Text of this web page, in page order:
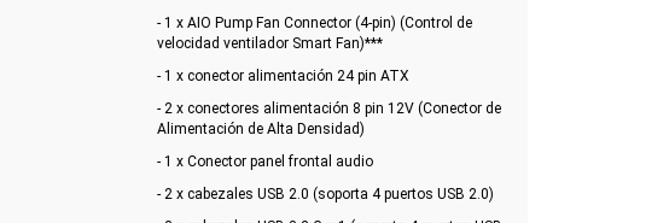
- 1 x AIO Pump Fan Connector (4-pin) (Control de
velocidad ventilador Smart Fan)***
- 1 x conector alimentación 24 pin ATX
- 2 x conectores alimentación 8 pin 12V (Conector de
Alimentación de Alta Densidad)
- 1 x Conector panel frontal audio
- 2 x cabezales USB 2.0 (soporta 4 puertos USB 2.0)